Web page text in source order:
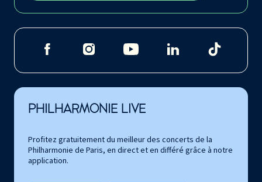
PHILHARMONIE LIVE
Profitez gratuitement du meilleur des concerts de la
Philharmonie de Paris, en direct et en différé grâce à notre
application.